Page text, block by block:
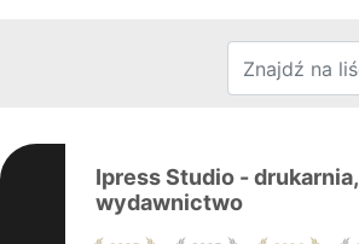
Ipress Studio - drukarnia,
wydawnictwo